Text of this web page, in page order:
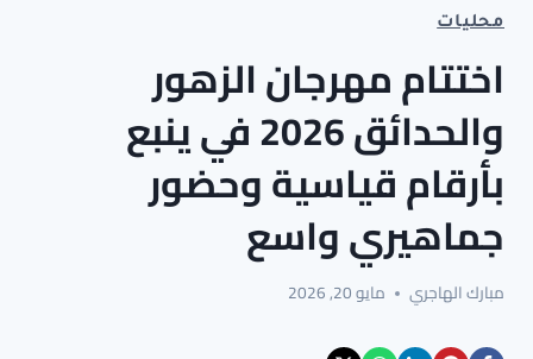
محليات
اختتام مهرجان الزهور
والحدائق 2026 في ينبع
بأرقام قياسية وحضور
جماهيري واسع
مبارك الهاجري مايو 20, 2026